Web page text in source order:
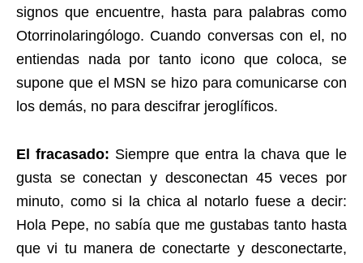
signos que encuentre, hasta para palabras como
Otorrinolaringólogo. Cuando conversas con el, no
entiendas nada por tanto icono que coloca, se
supone que el MSN se hizo para comunicarse con
los demás, no para descifrar jeroglíficos.
El fracasado: Siempre que entra la chava que le
gusta se conectan y desconectan 45 veces por
minuto, como si la chica al notarlo fuese a decir:
Hola Pepe, no sabía que me gustabas tanto hasta
que vi tu manera de conectarte y desconectarte,